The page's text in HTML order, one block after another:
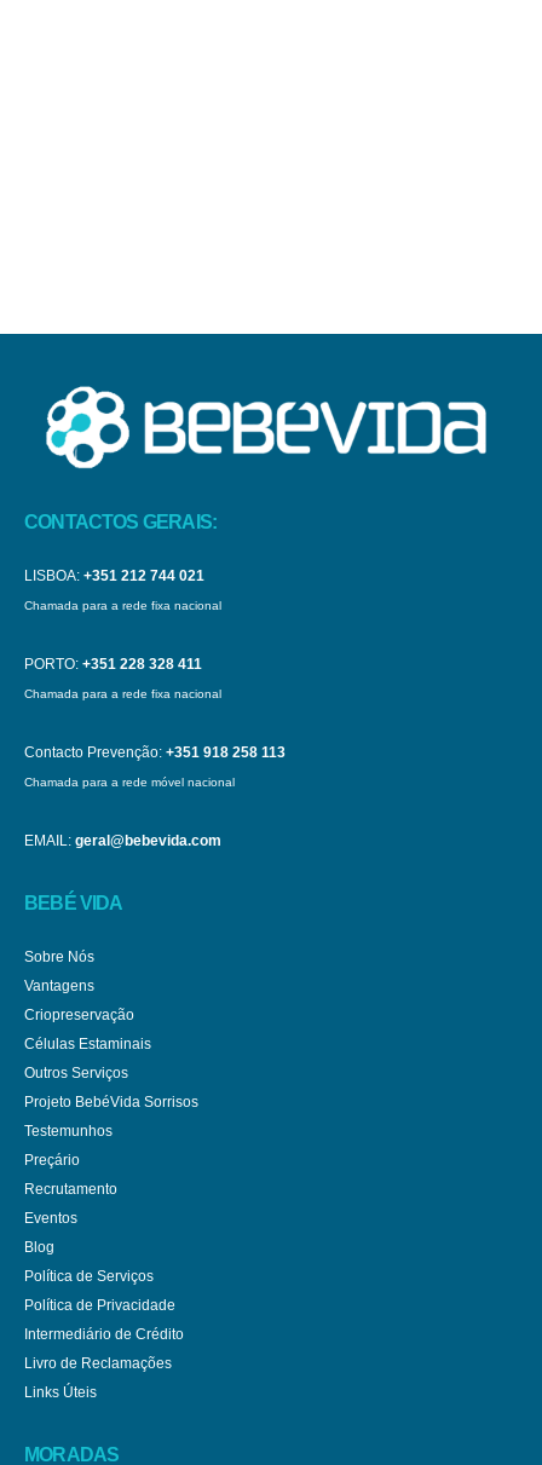
CONTACTOS GERAIS:
LISBOA: +351 212 744 021
Chamada para a rede fixa nacional
PORTO: +351 228 328 411
Chamada para a rede fixa nacional
Contacto Prevenção: +351 918 258 113
Chamada para a rede móvel nacional
EMAIL: geral@bebevida.com
BEBÉ VIDA
Sobre Nós
Vantagens
Criopreservação
Células Estaminais
Outros Serviços
Projeto BebéVida Sorrisos
Testemunhos
Preçário
Recrutamento
Eventos
Blog
Política de Serviços
Política de Privacidade
Intermediário de Crédito
Livro de Reclamações
Links Úteis
MORADAS